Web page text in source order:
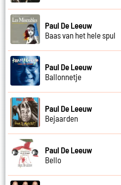
Paul De Leeuw
Baas van het hele spul
Paul De Leeuw
Ballonnetje
Paul De Leeuw
Bejaarden
Paul De Leeuw
Bello